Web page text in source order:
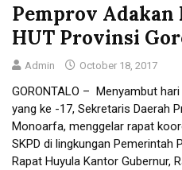
Pemprov Adakan
HUT Provinsi
Admin October 18, 2017
GORONTALO – Menyambut
yang ke -17, Sekretaris Daerah
Monoarfa, menggelar rapat
SKPD di lingkungan Pemerintah
Rapat Huyula Kantor Gubernur,